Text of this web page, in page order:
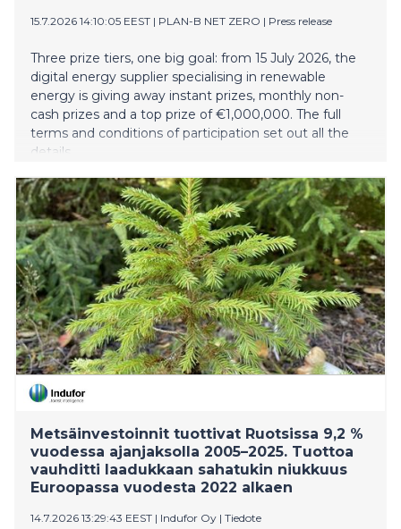
15.7.2026 14:10:05 EEST | PLAN-B NET ZERO | Press release
Three prize tiers, one big goal: from 15 July 2026, the
digital energy supplier specialising in renewable
energy is giving away instant prizes, monthly non-
cash prizes and a top prize of €1,000,000. The full
terms and conditions of participation set out all the
details.
Metsäinvestoinnit tuottivat Ruotsissa 9,2 %
vuodessa ajanjaksolla 2005–2025. Tuottoa
vauhditti laadukkaan sahatukin niukkuus
Euroopassa vuodesta 2022 alkaen
14.7.2026 13:29:43 EEST | Indufor Oy | Tiedote